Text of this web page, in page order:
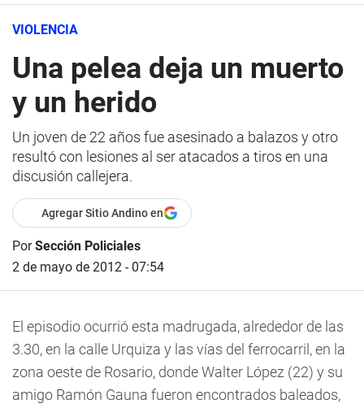
VIOLENCIA
Una pelea deja un muerto
y un herido
Un joven de 22 años fue asesinado a balazos y otro
resultó con lesiones al ser atacados a tiros en una
discusión callejera.
Agregar Sitio Andino en
PorSección Policiales
2 de mayo de 2012 - 07:54
El episodio ocurrió esta madrugada, alrededor de las
3.30, en la calle Urquiza y las vías del ferrocarril, en la
zona oeste de Rosario, donde Walter López (22) y su
amigo Ramón Gauna fueron encontrados baleados,